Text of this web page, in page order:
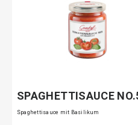
SPAGHETTISAUCE
Spaghettisauce mit Basilikum